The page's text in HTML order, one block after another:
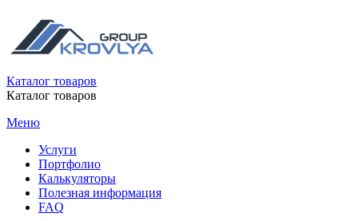
Каталог товаров
Каталог товаров
Меню
Услуги
Портфолио
Калькуляторы
Полезная информация
FAQ